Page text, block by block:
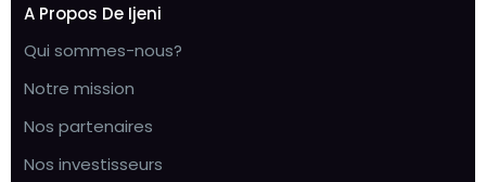
A Propos De Ijeni
Qui sommes-nous?
Notre mission
Nos partenaires
Nos investisseurs